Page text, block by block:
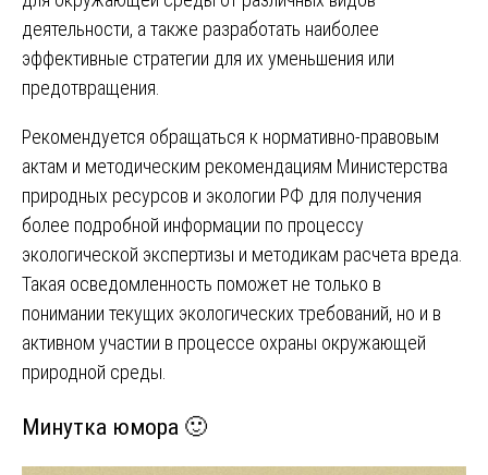
деятельности, а также разработать наиболее
эффективные стратегии для их уменьшения или
предотвращения.
Рекомендуется обращаться к нормативно-правовым
актам и методическим рекомендациям Министерства
природных ресурсов и экологии РФ для получения
более подробной информации по процессу
экологической экспертизы и методикам расчета вреда.
Такая осведомленность поможет не только в
понимании текущих экологических требований, но и в
активном участии в процессе охраны окружающей
природной среды.
Минутка юмора 🙂